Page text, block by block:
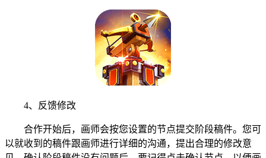
4、反馈修改
合作开始后，画师会按您设置的节点提交阶段稿件。您可
以就收到的稿件跟画师进行详细的沟通，提出合理的修改意